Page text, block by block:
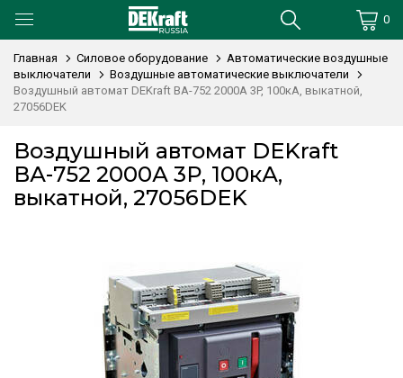
0
Главная Силовое оборудование
Автоматические воздушные
выключатели
Воздушные автоматические выключатели
Воздушный автомат DEKraft ВА-752 2000А 3P, 100кА, выкатной,
27056DEK
Воздушный автомат DEKraft
ВА-752 2000А 3P, 100кА,
выкатной, 27056DEK